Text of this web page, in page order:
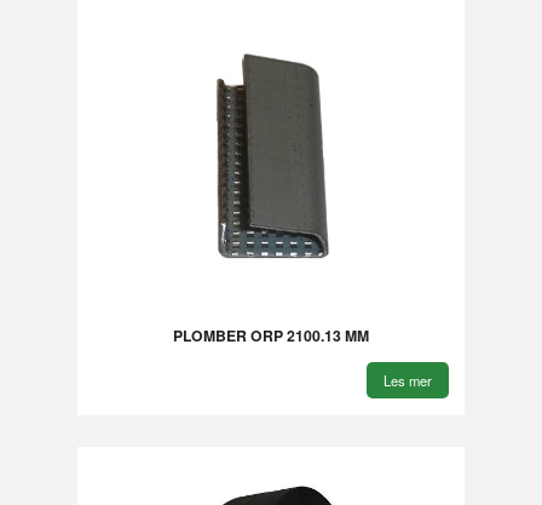
PLOMBER ORP 2100.13 MM
Les mer